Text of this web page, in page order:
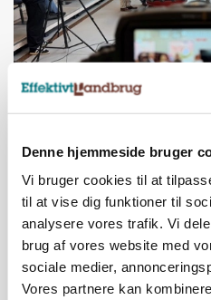
Denne hjemmeside bruger
Vi bruger cookies til at
til at vise dig funktioner til
analysere vores trafik. Vi
brug af vores website med
sociale medier,
Vores partnere kan
Ejer eller medejer? Nyt
landbrugets ejerstruktur
MARKED
Russisk mælkepris